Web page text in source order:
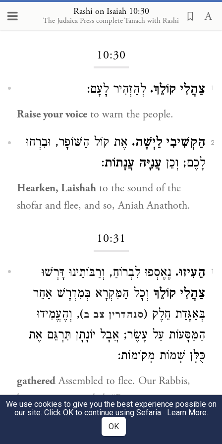
Rashi on Isaiah 10:30
The Judaica Press complete Tanach with Rashi
Loading...
10:30
1 צַהֲלִי קוֹלֵךְ. לְהַזְהִיר לָעָם:
Raise your voice to warn the people.
2 הַקְשִׁיבִי לַיְשָׁה. אֶת קוֹל הַשּׁוֹפָר, וּבִרְחוּ
לָכֶם; וְכֵן עֲנִיָּה עֲנָתוֹת:
Hearken, Laishah to the sound of the
shofar and flee, and so, Aniah Anathoth.
10:31
1 הֵעִיזוּ. נֶאֶסְפוּ לִבְרוֹחַ, וְרַבּוֹתֵינוּ דָּרְשׁוּ
צַהֲלִי קוֹלֵךְ וְכָל הַמִּקְרָא בְּמִדְרָשׁ אַחֵר
בְּאַגָּדַת חֵלֶק (סנהדרין צב ב), וְהֶעֱמִידוּ
הַמַּסָּעוֹת עַל עֶשֶׂר; אֲבָל יוֹנָתָן תִּרְגֵּם אֶת
כֻּלָּן שְׁמוֹת מְקוֹמוֹת:
gatheredAssembled to flee. Our Rabbis,
however, expounded, “Raise your voice,
Bath-Gallim,” and the entire verse in a
different manner in the Aggadah of
We use cookies to give you the best experience possible on
our site. Click OK to continue using Sefaria. Learn More.
OK